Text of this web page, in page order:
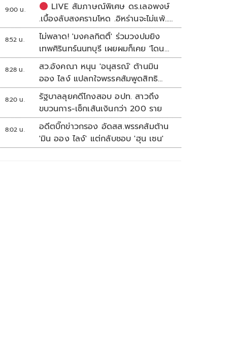
9:00 น.
LIVE สัมภาษณ์พิเศษ ดร.เลอพงษ์
.เบื้องลับสงครามโหด .อิหร่านจะไม่แพ้..
.ระเบียบโลกใหม่ในตะวันออกกลาง…. |
อิสรภาพแห่งความคิด กับ..สำราญ รอด
เพชร
8:52 น.
ไม่พลาด! 'มงคลกิตติ์' ร่วมวงปมยิง
เทพศิรินทร์นนทบุรี เผยผมก็เคย 'โดน
เล่น'
8:28 น.
สว.อังคณา หนุน 'อนุสรณ์' ต้านมิน
ออง ไลง์ แปลกใจพรรคส้มพูดสิทธิ
มนุษยชนแต่กลับเงียบ
8:20 น.
รัฐบาลลุยคดีโกงสอบ อปท. สาวถึง
ขบวนการ-เช็กเส้นเงินกว่า 200 ราย
8:02 น.
อดีตบิ๊กข่าวกรอง อัดสส.พรรคส้มต้าน
'มิน ออง ไลง์' แต่กลับชอบ 'ฮุน เซน'